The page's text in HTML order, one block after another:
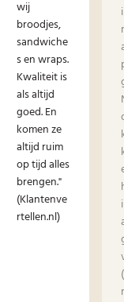
wij
broodjes,
sandwiche
s en wraps.
Kwaliteit is
als altijd
goed. En
komen ze
altijd ruim
op tijd alles
brengen."
(Klantenve
rtellen.nl)